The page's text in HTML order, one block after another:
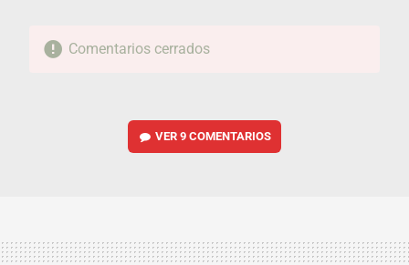
Comentarios cerrados
VER9 COMENTARIOS